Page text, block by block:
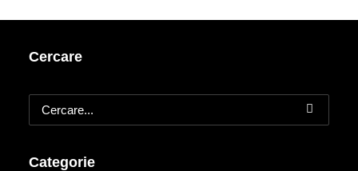
Cercare
Categorie